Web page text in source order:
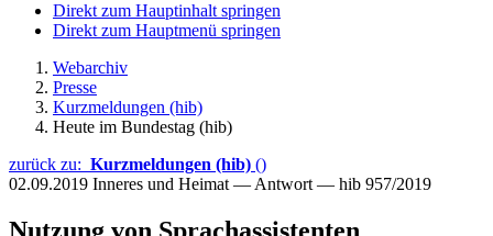
Direkt zum Hauptinhalt springen
Direkt zum Hauptmenü springen
Webarchiv
Presse
Kurzmeldungen (hib)
Heute im Bundestag (hib)
zurück zu: Kurzmeldungen (hib) ()
02.09.2019 Inneres und Heimat — Antwort — hib 957/2019